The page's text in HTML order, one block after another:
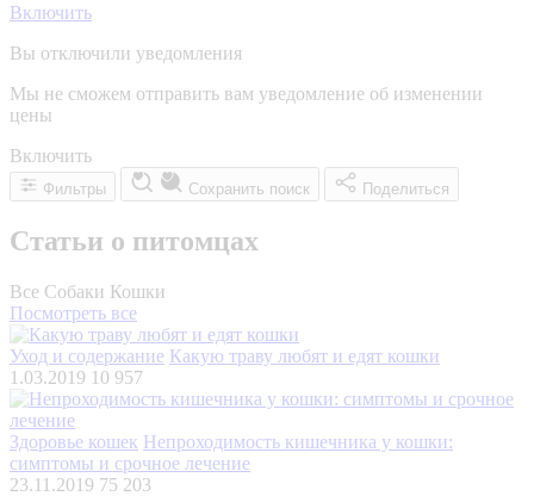
Включить
Вы отключили уведомления
Мы не сможем отправить вам уведомление об изменении
цены
Включить
Фильтры Сохранить поиск Поделиться
Статьи о питомцах
Все Собаки Кошки
Посмотреть все
Уход и содержание Какую траву любят и едят кошки
1.03.2019 10 957
Здоровье кошек Непроходимость кишечника у кошки:
симптомы и срочное лечение
23.11.2019 75 203